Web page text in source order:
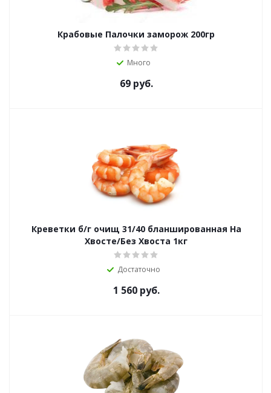
Крабовые Палочки заморож 200гр
Много
69руб.
Креветки б/г очищ 31/40 бланшированная На
Хвосте/Без Хвоста 1кг
Достаточно
1 560руб.